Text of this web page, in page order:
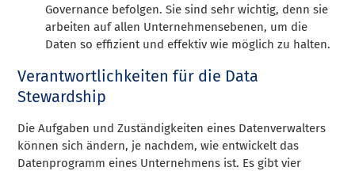
Governance befolgen. Sie sind sehr wichtig, denn sie
arbeiten auf allen Unternehmensebenen, um die
Daten so effizient und effektiv wie möglich zu halten.
Verantwortlichkeiten für die Data
Stewardship
Die Aufgaben und Zuständigkeiten eines Datenverwalters
können sich ändern, je nachdem, wie entwickelt das
Datenprogramm eines Unternehmens ist. Es gibt vier